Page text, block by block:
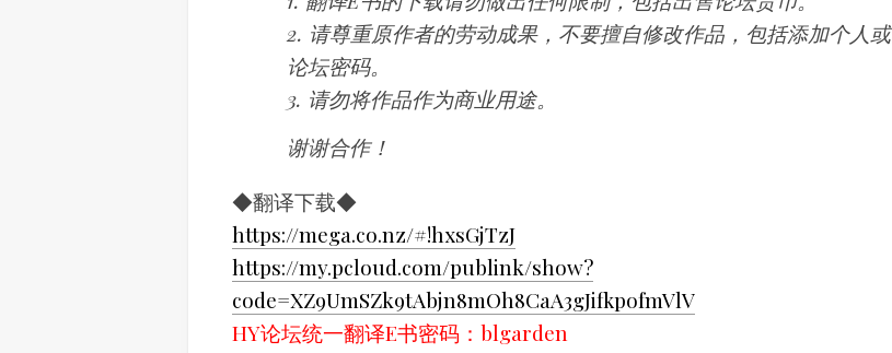
2. 请尊重原作者的劳动成果，不要擅自修改作品，包括添加个人或
论坛密码。
3. 请勿将作品作为商业用途。
谢谢合作！
◆翻译下载◆
https://mega.co.nz/#!hxsGjTzJ
https://my.pcloud.com/publink/show?
code=XZ9UmSZk9tAbjn8mOh8CaA3gJifkpofmVlV
HY论坛统一翻译E书密码：blgarden